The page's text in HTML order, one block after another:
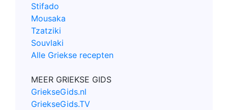
Stifado
Mousaka
Tzatziki
Souvlaki
Alle Griekse recepten
MEER GRIEKSE GIDS
GriekseGids.nl
GriekseGids.TV